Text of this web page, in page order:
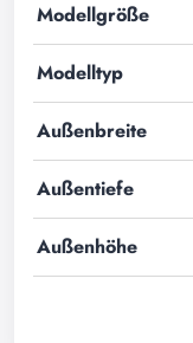
Modellgröße
Modelltyp
Außenbreite
Außentiefe
Außenhöhe